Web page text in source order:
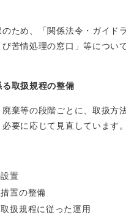
ため、「関係法令・ガイド
苦情処理の窓口」等につい
る取扱規程の整備
棄等の段階ごとに、取扱方
要に応じて見直しています。
置
置の整備
扱規程に従った運用